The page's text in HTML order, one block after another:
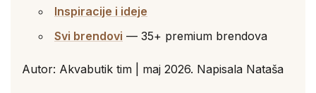
Inspiracije i ideje
Svi brendovi — 35+ premium brendova
Autor: Akvabutik tim | maj 2026. Napisala Nataša